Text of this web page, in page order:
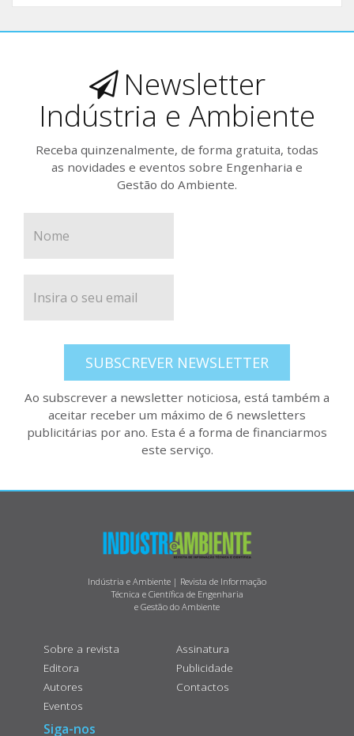
Newsletter
Indústria e Ambiente
Receba quinzenalmente, de forma gratuita, todas
as novidades e eventos sobre Engenharia e
Gestão do Ambiente.
SUBSCREVER NEWSLETTER
Ao subscrever a newsletter noticiosa, está também a
aceitar receber um máximo de 6 newsletters
publicitárias por ano. Esta é a forma de financiarmos
este serviço.
Indústria e Ambiente | Revista de Informação
Técnica e Científica de Engenharia
e Gestão do Ambiente
Sobre a revista
Editora
Autores
Eventos
Assinatura
Publicidade
Contactos
Siga-nos